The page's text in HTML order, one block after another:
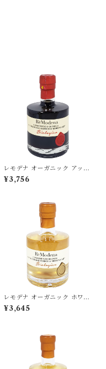
レモデナ オーガニック アップ
ルバルサミコ 250ml ReMod
ena 有機バルサミコ酢 りんご
¥3,756
レモデナ オーガニック ホワイ
ト バルサミコ 250ml ReMod
ena 有機バルサミコ酢 イタリ
¥3,645